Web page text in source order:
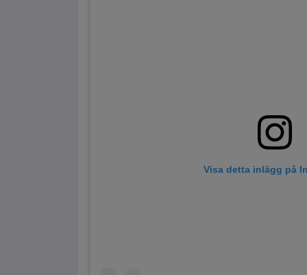
Visa detta inlägg på